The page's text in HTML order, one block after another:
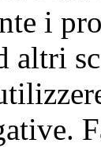
i
altri